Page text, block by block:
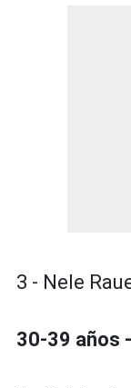
3 - Nele
30-39 años